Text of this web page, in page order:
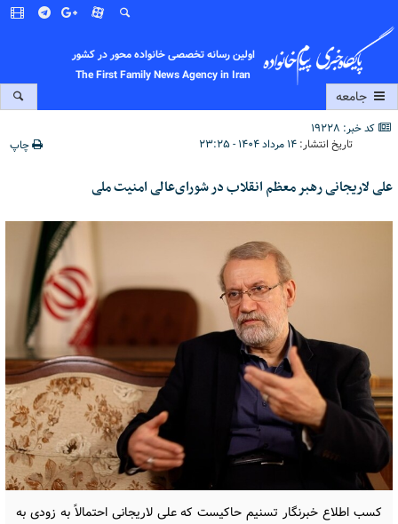
اولین رسانه تخصصی خانواده محور در کشور
The First Family News Agency in Iran
جامعه
کد خبر: 19228
تاریخ انتشار: ۱۴ مرداد ۱۴۰۴ - ۲۳:۲۵ چاپ
علی لاریجانی رهبر معظم انقلاب در شورای‌عالی امنیت ملی
کسب اطلاع خبرنگار تسنیم حاکیست که علی لاریجانی احتمالاً به زودی به